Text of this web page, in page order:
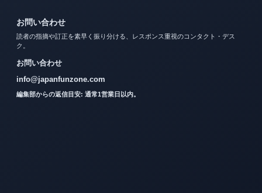
お問い合わせ
読者の指摘や訂正を素早く振り分ける、レスポンス重視のコンタクト・デス
ク。
お問い合わせ
info@japanfunzone.com
編集部からの返信目安: 通常1営業日以内。